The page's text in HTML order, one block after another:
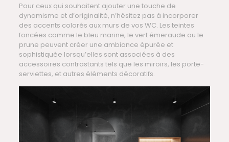
Pour ceux qui souhaitent ajouter une touche de
dynamisme et d’originalité, n’hésitez pas à incorporer
des accents colorés aux murs de vos WC. Les teintes
foncées comme le bleu marine, le vert émeraude ou le
prune peuvent créer une ambiance épurée et
sophistiquée lorsqu’elles sont associées à des
accessoires contrastants tels que les miroirs, les porte-
serviettes, et autres éléments décoratifs.